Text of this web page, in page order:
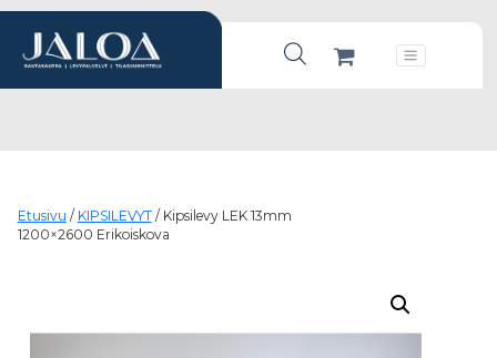
Products search
Päävalikko
Etusivu / KIPSILEVYT/ Kipsilevy LEK 13mm
1200×2600 Erikoiskova